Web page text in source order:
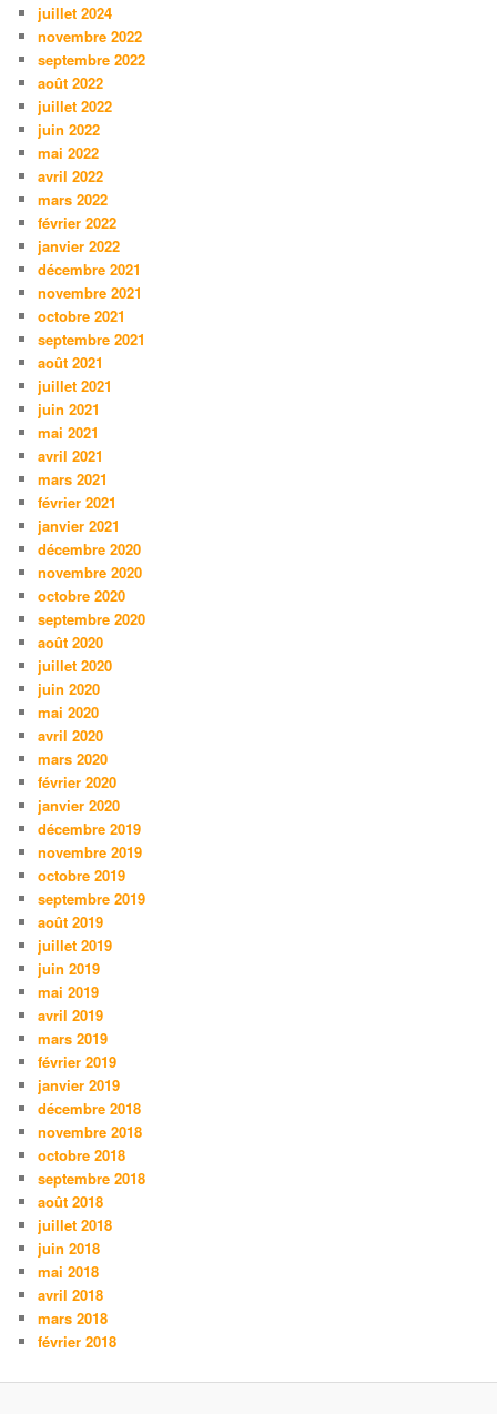
juillet 2024
novembre 2022
septembre 2022
août 2022
juillet 2022
juin 2022
mai 2022
avril 2022
mars 2022
février 2022
janvier 2022
décembre 2021
novembre 2021
octobre 2021
septembre 2021
août 2021
juillet 2021
juin 2021
mai 2021
avril 2021
mars 2021
février 2021
janvier 2021
décembre 2020
novembre 2020
octobre 2020
septembre 2020
août 2020
juillet 2020
juin 2020
mai 2020
avril 2020
mars 2020
février 2020
janvier 2020
décembre 2019
novembre 2019
octobre 2019
septembre 2019
août 2019
juillet 2019
juin 2019
mai 2019
avril 2019
mars 2019
février 2019
janvier 2019
décembre 2018
novembre 2018
octobre 2018
septembre 2018
août 2018
juillet 2018
juin 2018
mai 2018
avril 2018
mars 2018
février 2018